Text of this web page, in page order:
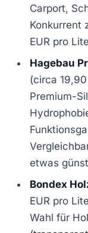
Carport,
Konkurrent
EUR pro
Hagebau
(circa
Premium-
etwas
Bondex
EUR pro
Wahl für